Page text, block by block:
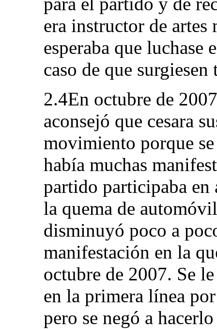
era instructor de artes
esperaba que luchase
caso de que surgiesen
2.4En octubre de
aconsejó que cesara
movimiento porque
había muchas
partido participaba en
la quema de
disminuyó poco a
manifestación en la
octubre de 2007. Se
en la primera línea
pero se negó a